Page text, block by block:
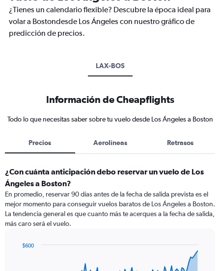
¿Tienes un calendario flexible? Descubre la época ideal para
volar a Bostondesde Los Ángeles con nuestro gráfico de
predicción de precios.
LAX-BOS
Información de Cheapflights
Todo lo que necesitas saber sobre tu vuelo desde Los Ángeles a Boston
Precios Aerolíneas Retrasos
¿Con cuánta anticipación debo reservar un vuelo de Los
Ángeles a Boston?
En promedio, reservar 90 días antes de la fecha de salida prevista es el
mejor momento para conseguir vuelos baratos de Los Ángeles a Boston.
La tendencia general es que cuanto más te acerques a la fecha de salida,
más caro será el vuelo.
$600